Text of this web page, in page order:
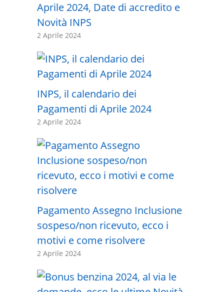
Aprile 2024, Date di accredito e
Novità INPS
2 Aprile 2024
INPS, il calendario dei
Pagamenti di Aprile 2024
2 Aprile 2024
Pagamento Assegno Inclusione
sospeso/non ricevuto, ecco i
motivi e come risolvere
2 Aprile 2024